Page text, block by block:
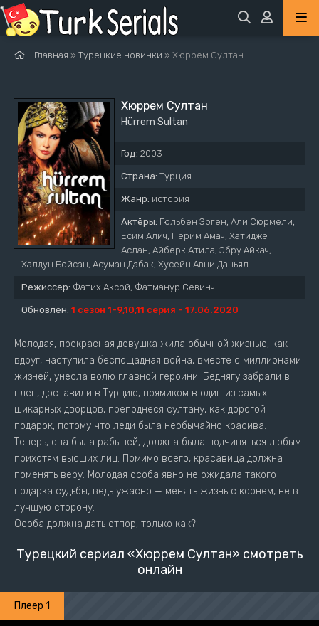
Главная » Турецкие новинки » Хюррем Султан
Хюррем Султан
Hürrem Sultan
Год: 2003
Страна: Турция
Жанр: история
Актёры: Гюльбен Эрген, Али Сюрмели,
Есим Алич, Перим Амач, Хатидже
Аслан, Айберк Атила, Эбру Айкач,
Халдун Бойсан, Асуман Дабак, Хусейн Авни Даньял
Режиссер: Фатих Аксой, Фатманур Севинч
Обновлён: 1 сезон 1-9,10,11 серия - 17.06.2020
Молодая, прекрасная девушка жила обычной жизнью, как
вдруг, наступила беспощадная война, вместе с миллионами
жизней, унесла волю главной героини. Беднягу забрали в
плен, доставили в Турцию, прямиком в один из самых
шикарных дворцов, преподнеся султану, как дорогой
подарок, потому что леди была необычайно красива.
Теперь, она была рабыней, должна была подчиняться любым
прихотям высших лиц. Помимо всего, красавица должна
поменять веру. Молодая особа явно не ожидала такого
подарка судьбы, ведь ужасно — менять жизнь с корнем, не в
лучшую сторону.
Особа должна дать отпор, только как?
Турецкий сериал «Хюррем Султан» смотреть
онлайн
Плеер 1